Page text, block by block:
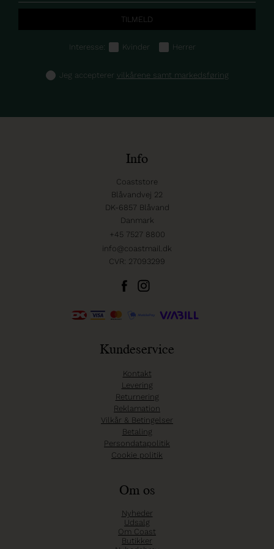
Interesse: Kvinder Herrer
Jeg accepterer vilkårene samt markedsføring
Info
Coaststore
Blåvandvej 22
DK-6857 Blåvand
Danmark
+45 7527 8800
info@coastmail.dk
CVR: 27093299
Kundeservice
Kontakt
Levering
Returnering
Reklamation
Vilkår & Betingelser
Betaling
Persondatapolitik
Cookie politik
Om os
Nyheder
Udsalg
Om Coast
Butikker